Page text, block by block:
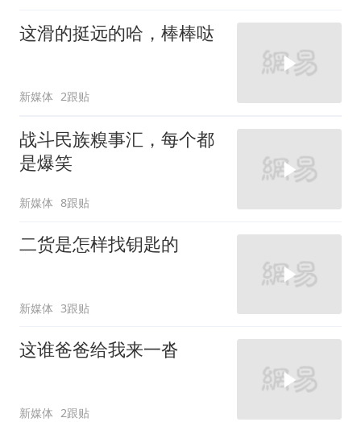
这滑的挺远的哈，棒棒哒
新媒体 2跟贴
战斗民族糗事汇，每个都
是爆笑
新媒体 8跟贴
二货是怎样找钥匙的
新媒体 3跟贴
这谁爸爸给我来一沓
新媒体 2跟贴